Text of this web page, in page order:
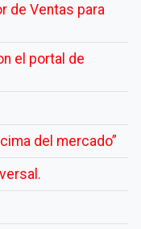
de Ventas para
el portal de
del mercado”